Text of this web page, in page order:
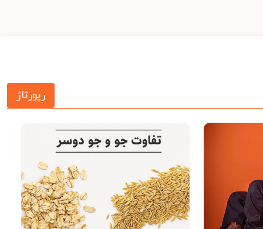
رپورتاژ